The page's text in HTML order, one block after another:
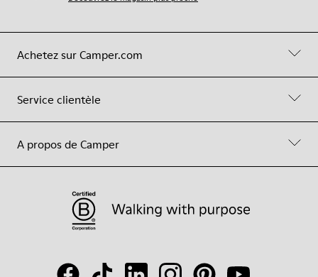
Achetez sur Camper.com
Service clientèle
A propos de Camper